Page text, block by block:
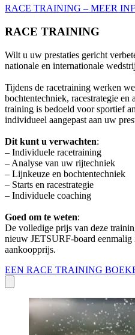
RACE TRAINING – MEER
RACE TRAINING
Wilt u uw prestaties gericht
nationale en internationale
Tijdens de racetraining werken
bochtentechniek, racestrategie
training is bedoeld voor sportief
individueel aangepast aan uw
Dit kunt u verwachten:
– Individuele racetraining
– Analyse van uw rijtechniek
– Lijnkeuze en bochtentechniek
– Starts en racestrategie
– Individuele coaching
Goed om te weten:
De volledige prijs van deze
nieuw JETSURF-board
aankoopprijs.
EEN RACE TRAINING